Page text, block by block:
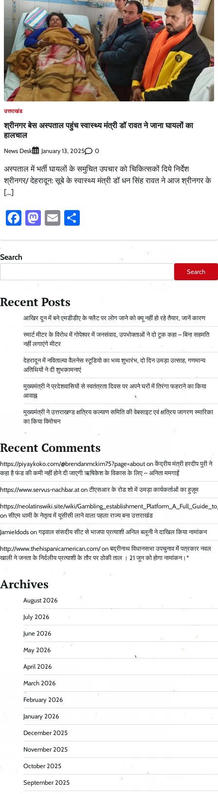
उत्तराखंड
श्रीनगर बेस अस्पताल पहुंच स्वास्थ्य मंत्री डॉ रावत ने जाना घायलों का
हालचाल
News Desk January 13, 2025 0
अस्पताल में भर्ती घायलों के समुचित उपचार को चिकित्सकों दिये निर्देश
श्रीनगर/ देहरादून: सूबे के स्वास्थ्य मंत्री डॉ धन सिंह रावत ने आज श्रीनगर के
[…]
Facebook
Mastodon
Email
Search
Search
Recent Posts
आ​खिर दून में बने एमडीडीए के फ्लैट पर लोग जाने को क्यू नहीं हो रहे तैयार, जानें कारण
स्मार्ट मीटर के विरोध में गोपेश्वर में जनसंवाद, उपभोक्ताओं ने दो टूक कहा – बिना सहमति
नहीं लगाएंगे मीटर
देहरादून में नविताल्या वैलनेस स्टूडियो का भव्य शुभारंभ, दो दिन उमड़ा उत्साह, गणमान्य
अतिथियों ने दी शुभकामनाएं
मुख्यमंत्री ने प्रदेशवासियों से स्वतंत्रता दिवस पर अपने घरों में तिरंगा फहराने का किया
आवाह्न
मुख्यमंत्री ने उत्तराखण्ड क्षत्रिय कल्याण समिति की वेबसाइट एवं क्षत्रिय जागरण स्मारिका
का किया विमोचन
Recent Comments
https://piyaykoko.com/@brendanmckim75?page=about onकेंद्रीय मंत्री हरदीप पुरी ने
कहा है फंड की कमी नहीं होने दी जाएगी ऋषिकेश के विकास के लिए – अनिता ममगाईं
https://www.servus-nachbar.at onटीएसआर के रोड शो में उमड़ा कार्यकर्ताओं का हुज़ूम
https://neolatinswiki.site/wiki/
onसीएम धामी के नेतृत्व में यूसीसी लाने वाला पहला राज्य बना उत्तराखंड
JamieIdods onगढ़वाल संसदीय सीट से भाजपा प्रत्याशी अनिल बलूनी ने दाखिल किया नामांकन
http://www.thehispanicamerican.com/onबद्रीनाथ विधानसभा उपचुनाव में पत्रकार नवल
खाली ने जनता के निर्दलीय प्रत्याशी के तौर पर ठोकी ताल । 21 जून को होगा नामांकन।*
Archives
August 2026
July 2026
June 2026
May 2026
April 2026
March 2026
February 2026
January 2026
December 2025
November 2025
October 2025
September 2025